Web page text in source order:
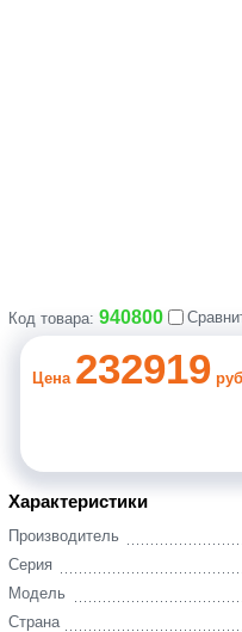
Код товара: 940800
Цена 232919
Характеристики
Производитель
Серия
Модель
Страна